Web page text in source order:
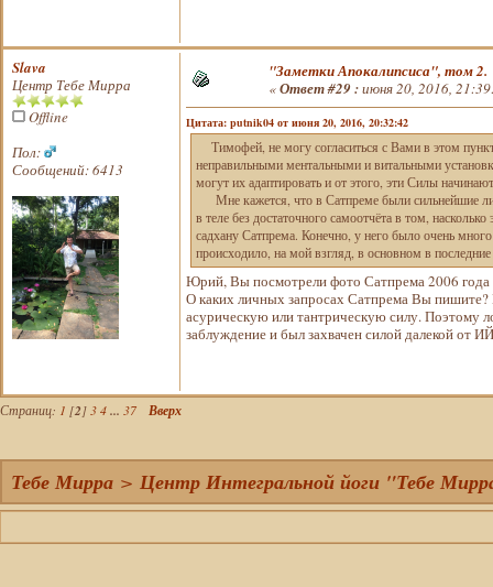
Slava
Центр Тебе Мирра
Offline
Пол:
Сообщений: 6413
"Заметки Апокалипсиса", том 2.
«Ответ #29 :июня 20, 2016,
Цитата: putnik04 от июня 20, 2016, 20:32:42
Тимофей, не могу согласиться с Вами в этом
неправильными ментальными и витальными
могут их адаптировать и от этого, эти Силы
Мне кажется, что в Сатпреме были сильнейшие
в теле без достаточного самоотчёта в том,
садхану Сатпрема. Конечно, у него было очень
происходило, на мой взгляд, в основном в
Юрий, Вы посмотрели фото Сатпрема 2006
О каких личных запросах Сатпрема Вы
асурическую или тантрическую силу. Поэтому
заблуждение и был захвачен силой далекой от
Страниц: 1 [2] 34... 37 Вверх
Тебе Мирра > Центр Интегральной йоги "Тебе